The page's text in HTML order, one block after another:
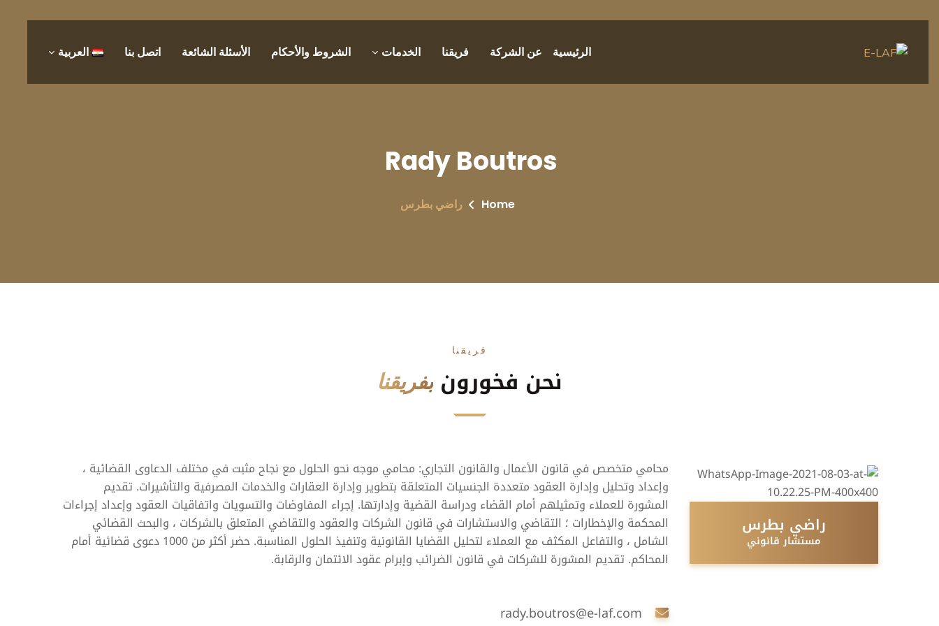
الرئيسية عن الشركة فريقنا الخدمات الشروط والأحكام الأسئلة الشائعة اتصل بنا العربية
Rady Boutros
Home راضي بطرس
فريقنا
نحن فخورون بفريقنا
راضي بطرس
مستشار قانوني
محامي متخصص في قانون الأعمال والقانون التجاري: محامي موجه نحو الحلول مع نجاح مثبت في مختلف الدعاوى القضائية ،
وإعداد وتحليل وإدارة العقود متعددة الجنسيات المتعلقة بتطوير وإدارة العقارات والخدمات المصرفية والتأشيرات. تقديم
المشورة للعملاء وتمثيلهم أمام القضاء ودراسة القضية وإدارتها. إجراء المفاوضات والتسويات واتفاقيات العقود وإعداد إجراءات
المحكمة والإخطارات ؛ التقاضي والاستشارات في قانون الشركات والعقود والتقاضي المتعلق بالشركات ، والبحث القضائي
الشامل ، والتفاعل المكثف مع العملاء لتحليل القضايا القانونية وتنفيذ الحلول المناسبة. حضر أكثر من 1000 دعوى قضائية أمام
المحاكم. تقديم المشورة للشركات في قانون الضرائب وإبرام عقود الائتمان والرقابة.
rady.boutros@e-laf.com